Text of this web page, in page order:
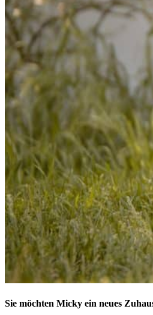
Sie möchten Micky ein neues